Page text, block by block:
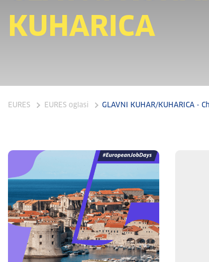
KUHARICA
EURES EURES oglasi GLAVNI KUHAR/KUHARICA -